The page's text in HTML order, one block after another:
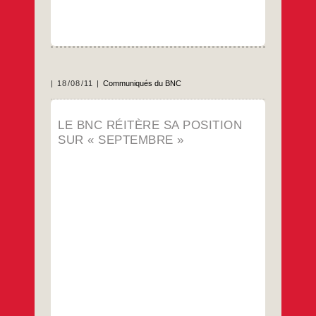
18/08/11 Communiqués du BNC
LE BNC RÉITÈRE SA POSITION
SUR « SEPTEMBRE »
Publié le 8 août 2011 par le Comité national
palestinien du BDS